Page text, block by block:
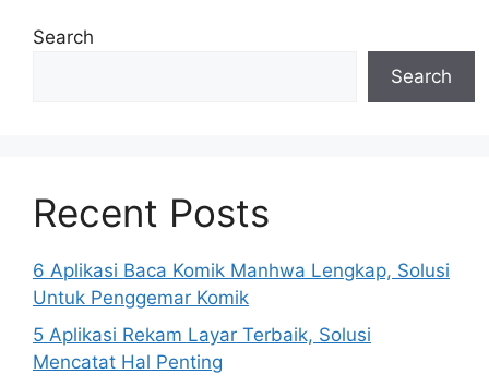
Search
Search
Recent Posts
6 Aplikasi Baca Komik Manhwa Lengkap, Solusi
Untuk Penggemar Komik
5 Aplikasi Rekam Layar Terbaik, Solusi
Mencatat Hal Penting